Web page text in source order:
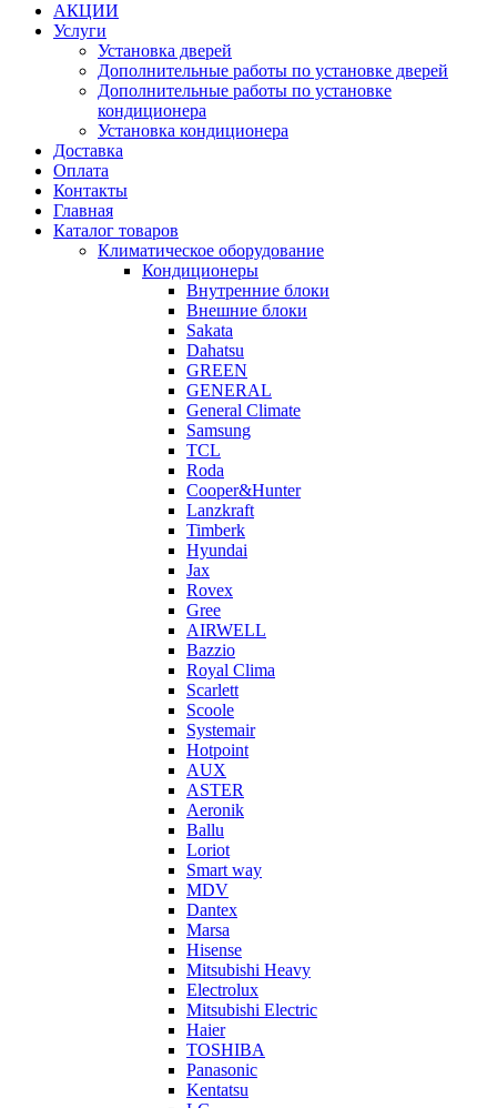
АКЦИИ
Услуги
Установка дверей
Дополнительные работы по установке дверей
Дополнительные работы по установке
кондиционера
Установка кондиционера
Доставка
Оплата
Контакты
Главная
Каталог товаров
Климатическое оборудование
Кондиционеры
Внутренние блоки
Внешние блоки
Sakata
Dahatsu
GREEN
GENERAL
General Climate
Samsung
TCL
Roda
Cooper&Hunter
Lanzkraft
Timberk
Hyundai
Jax
Rovex
Gree
AIRWELL
Bazzio
Royal Clima
Scarlett
Scoole
Systemair
Hotpoint
AUX
ASTER
Aeronik
Ballu
Loriot
Smart way
MDV
Dantex
Marsa
Hisense
Mitsubishi Heavy
Electrolux
Mitsubishi Electric
Haier
TOSHIBA
Panasonic
Kentatsu